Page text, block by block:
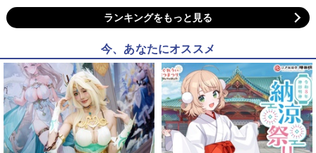
ランキングをもっと見る
今、あなたにオススメ